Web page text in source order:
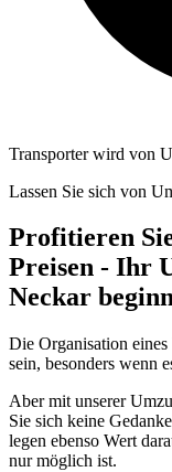
Transporter wird von
Lassen Sie sich von
Profitieren
Preisen - Ihr
Neckar
Die Organisation
sein, besonders wenn
Aber mit unserer
Sie sich keine
legen ebenso Wert
nur möglich ist.